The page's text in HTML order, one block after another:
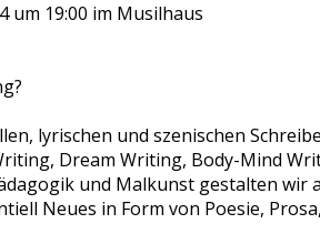
um 19:00 im Musilhaus
lyrischen und szenischen
Dream Writing, Body-Mind
und Malkunst gestalten wir
Neues in Form von Poesie,